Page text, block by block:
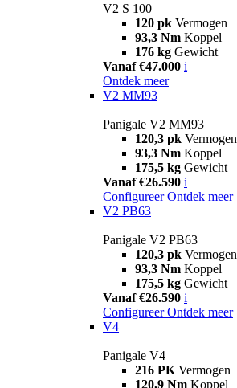
V2 S 100
120 pk Vermogen
93,3 Nm Koppel
176 kg Gewicht
Vanaf €47.000 i
Ontdek meer
V2 MM93
Panigale V2 MM93
120,3 pk Vermogen
93,3 Nm Koppel
175,5 kg Gewicht
Vanaf €26.590 i
Configureer Ontdek meer
V2 PB63
Panigale V2 PB63
120,3 pk Vermogen
93,3 Nm Koppel
175,5 kg Gewicht
Vanaf €26.590 i
Configureer Ontdek meer
V4
Panigale V4
216 PK Vermogen
120,9 Nm Koppel